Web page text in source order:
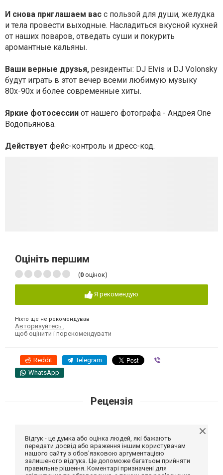
И снова приглашаем вас с пользой для души, желудка
и тела провести выходные. Насладиться вкусной кухней
от наших поваров, отведать суши и покурить
аромантные кальяны.
Ваши верные друзья, резиденты: DJ Elvis и DJ Volonsky
будут играть в этот вечер всеми любимую музыку
80х-90х и более современные хиты.
Яркие фотосеcсии от нашего фотографа - Андрея One
Водопьянова.
Действует фейс-контроль и дресс-код.
Оцініть першим
(0 оцінок)
Я рекомендую
Ніхто ще не рекомендував
Авторизуйтесь
щоб оцінити і порекомендувати
Reddit Telegram
WhatsApp
Рецензія
Відгук - це думка або оцінка людей, які бажають
передати досвід або враження іншим користувачам
нашого сайту з обов'язковою аргументацією
залишеного відгука. Це допоможе багатьом прийняти
правильне рішення. Коментарі призначені для